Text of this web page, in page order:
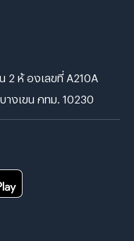
2 ห้ องเลขที่ A210A
งเขน กทม. 10230